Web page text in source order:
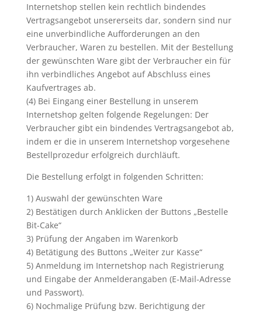
Internetshop stellen kein rechtlich bindendes
Vertragsangebot unsererseits dar, sondern sind nur
eine unverbindliche Aufforderungen an den
Verbraucher, Waren zu bestellen. Mit der Bestellung
der gewünschten Ware gibt der Verbraucher ein für
ihn verbindliches Angebot auf Abschluss eines
Kaufvertrages ab.
(4) Bei Eingang einer Bestellung in unserem
Internetshop gelten folgende Regelungen: Der
Verbraucher gibt ein bindendes Vertragsangebot ab,
indem er die in unserem Internetshop vorgesehene
Bestellprozedur erfolgreich durchläuft.
Die Bestellung erfolgt in folgenden Schritten:
1) Auswahl der gewünschten Ware
2) Bestätigen durch Anklicken der Buttons „Bestelle
Bit-Cake“
3) Prüfung der Angaben im Warenkorb
4) Betätigung des Buttons „Weiter zur Kasse“
5) Anmeldung im Internetshop nach Registrierung
und Eingabe der Anmelderangaben (E-Mail-Adresse
und Passwort).
6) Nochmalige Prüfung bzw. Berichtigung der